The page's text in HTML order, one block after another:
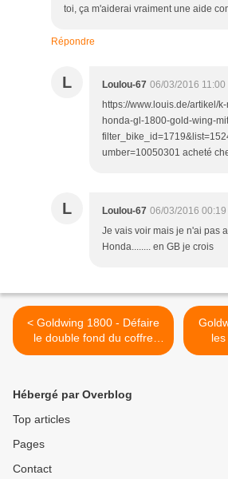
toi, ça m'aiderai vraiment une aide
Répondre
L Loulou-67 06/03/2016 11:00
https://www.louis.de/artikel/
honda-gl-1800-gold-wing-
umber=10050301 acheté
L Loulou-67 06/03/2016 00:19
Je vais voir mais je n'ai pas
Honda........ en GB je crois
< Goldwing 1800 - Défaire
le double fond du coffre
pour atteindre les hauts
Hébergé par Overblog
Top articles
Pages
Contact